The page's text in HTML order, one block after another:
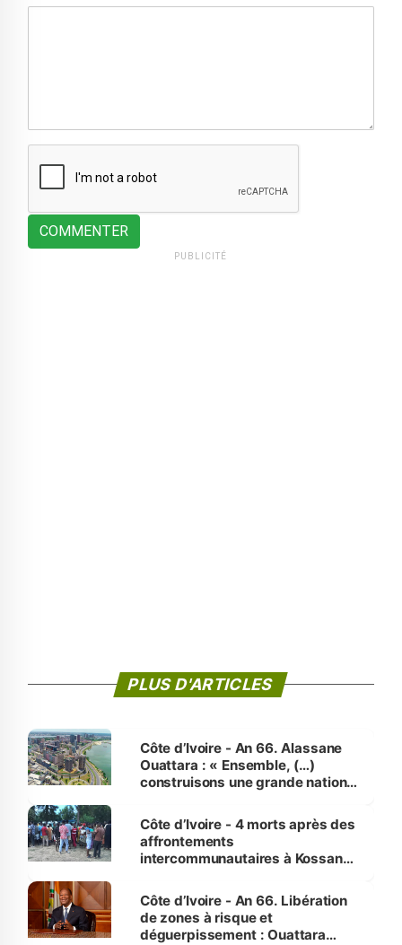
COMMENTER
PUBLICITÉ
PLUS D'ARTICLES
Côte d’Ivoire - An 66. Alassane
Ouattara : « Ensemble, (…)
construisons une grande nation
générations futures »
Côte d’Ivoire - 4 morts après des
affrontements
intercommunautaires à Kossandji
milieu des sinistrés
Côte d’Ivoire - An 66. Libération
de zones à risque et
déguerpissement : Ouattara